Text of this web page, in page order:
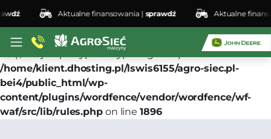
Deprecated: preg_replace(): Passing null to parameter
#3 ($subject) of type array|string is deprecated in
/home/klient.dhosting.pl/lswis6155/agro-siec.pl-
bei4/public_html/wp-
content/plugins/wordfence/vendor/wordfence/wf-
waf/src/lib/rules.phpon line1896
Aktualne finansowania |sprawdź Aktualne